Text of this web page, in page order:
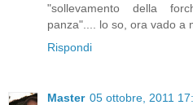
"sollevamento della
panza".... lo so, ora vado a
Rispondi
Master 05 ottobre, 2011